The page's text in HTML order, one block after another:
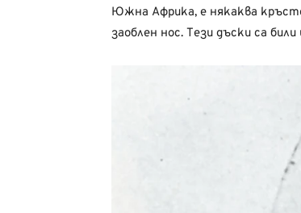
Южна Африка, е някаква
заоблен нос. Тези дъски са